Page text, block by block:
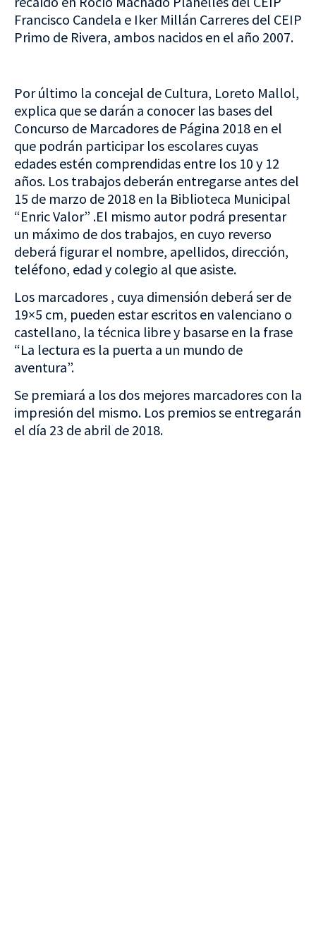
Francisco Candela e Iker Millán Carreres del CEIP
Primo de Rivera, ambos nacidos en el año 2007.
Por último la concejal de Cultura, Loreto Mallol,
explica que se darán a conocer las bases del
Concurso de Marcadores de Página 2018 en el
que podrán participar los escolares cuyas
edades estén comprendidas entre los 10 y 12
años. Los trabajos deberán entregarse antes del
15 de marzo de 2018 en la Biblioteca Municipal
“Enric Valor” .El mismo autor podrá presentar
un máximo de dos trabajos, en cuyo reverso
deberá figurar el nombre, apellidos, dirección,
teléfono, edad y colegio al que asiste.
Los marcadores , cuya dimensión deberá ser de
19×5 cm, pueden estar escritos en valenciano o
castellano, la técnica libre y basarse en la frase
“La lectura es la puerta a un mundo de
aventura”.
Se premiará a los dos mejores marcadores con la
impresión del mismo. Los premios se entregarán
el día 23 de abril de 2018.